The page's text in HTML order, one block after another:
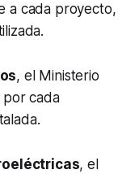
a cada proyecto,
, el Ministerio
por cada
, el